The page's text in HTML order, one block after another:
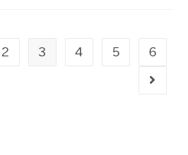
2 3 4 5 6